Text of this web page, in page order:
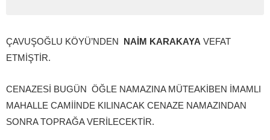
ÇAVUŞOĞLU KÖYÜ’NDEN NAİM KARAKAYA VEFAT
ETMİŞTİR.
CENAZESİ BUGÜN ÖĞLE NAMAZINA MÜTEAKİBEN İMAMLI
MAHALLE CAMİİNDE KILINACAK CENAZE NAMAZINDAN
SONRA TOPRAĞA VERİLECEKTİR.